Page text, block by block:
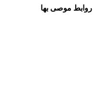
روابط موصى بها